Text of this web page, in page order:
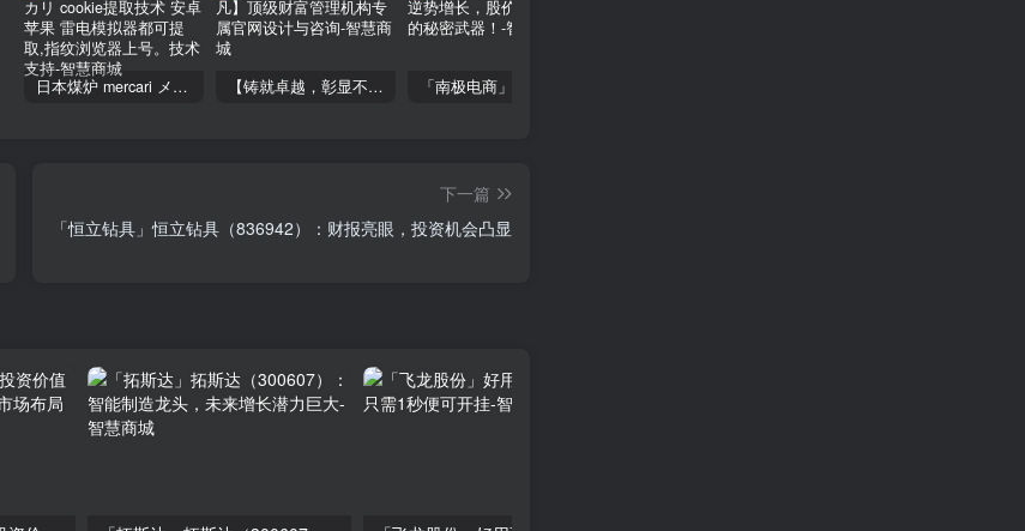
日本煤炉 mercari メルカリ cookie提取技术 安卓 苹果 雷电模拟器都可提取,指纹浏览器上号。技术支持 【铸就卓越，彰显不凡】顶级财富管理机构专属官网设计与咨询
下一篇
「恒立钻具」恒立钻具（836942）：财报亮眼，投资机会凸显